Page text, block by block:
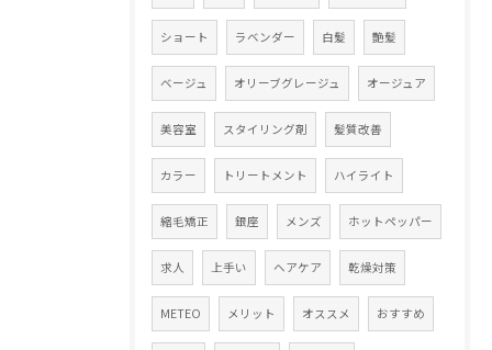
ショート ラベンダー 白髪 艶髪
ベージュ オリーブグレージュ オージュア
美容室 スタイリング剤 髪質改善
カラー トリートメント ハイライト
縮毛矯正 銀座 メンズ ホットペッパー
求人 上手い ヘアケア 乾燥対策
METEO メリット オススメ おすすめ